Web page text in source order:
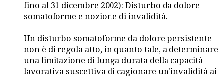
fino al 31 dicembre 2002): Disturbo da dolore
somatoforme e nozione di invalidità.
Un disturbo somatoforme da dolore persistente
non è di regola atto, in quanto tale, a determinare
una limitazione di lunga durata della capacità
lavorativa suscettiva di cagionare un'invalidità ai